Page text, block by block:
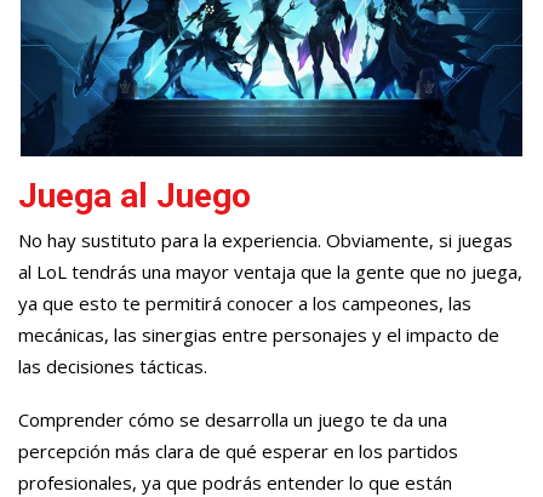
Juega al Juego
No hay sustituto para la experiencia. Obviamente, si juegas
al LoL tendrás una mayor ventaja que la gente que no juega,
ya que esto te permitirá conocer a los campeones, las
mecánicas, las sinergias entre personajes y el impacto de
las decisiones tácticas.
Comprender cómo se desarrolla un juego te da una
percepción más clara de qué esperar en los partidos
profesionales, ya que podrás entender lo que están